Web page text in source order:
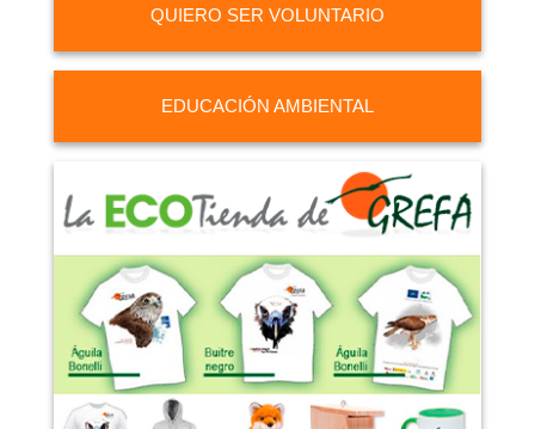
QUIERO SER VOLUNTARIO
EDUCACIÓN AMBIENTAL